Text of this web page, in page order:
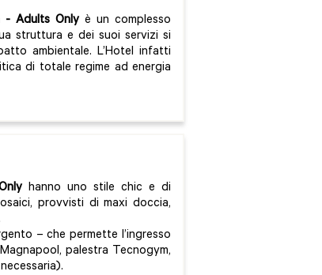
- Adults Onlyè un complesso
struttura e dei suoi servizi si
ambientale. L’Hotel infatti
di totale regime ad energia
hanno uno stile chic e di
provvisti di maxi doccia,
– che permette l’ingresso
palestra Tecnogym,